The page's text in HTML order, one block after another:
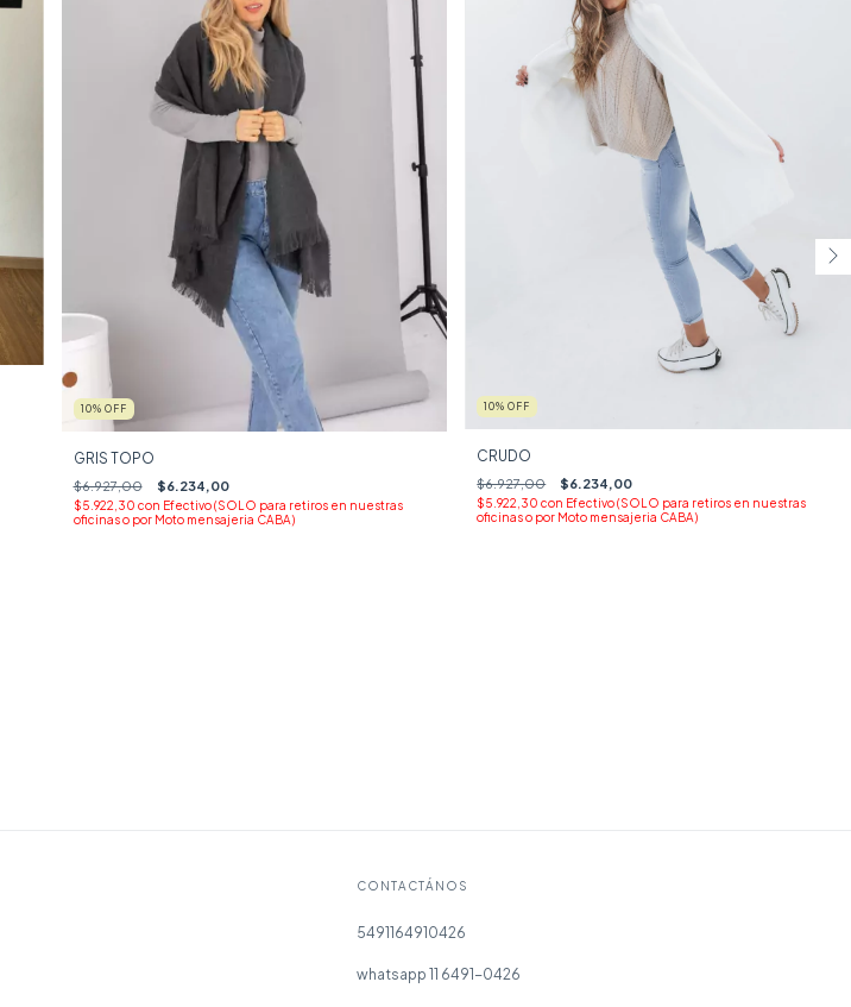
10% OFF
GRIS TOPO
$6.927,00 $6.234,00
$5.922,30 con Efectivo (SOLO para retiros en nuestras
oficinas o por Moto mensajeria CABA)
10%OFF
CRUDO
$6.927,00 $6.234,00
$5.922,30con Efectivo (SOLO para retiros en nuestras
oficinas o por Moto mensajeria CABA)
CONTACTÁNOS
5491164910426
whatsapp 11 6491-0426